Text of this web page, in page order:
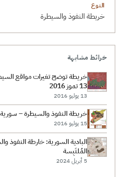
النوع
خريطة النفوذ والسيطرة
خرائط مشابهة
خريطة توضح تغيرات مواقع
13 تموز 2016
13 يوليو 2016
خريطة النفوذ والسيطرة – سورية – 15 تموز
15 يوليو 2016
البادية السورية: خارطة النفوذ
المُلتَبِسة
5 أبريل 2024